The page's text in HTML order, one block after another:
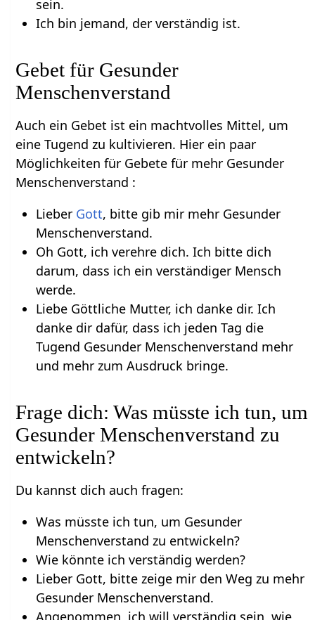
sein.
Ich bin jemand, der verständig ist.
Gebet für Gesunder
Menschenverstand
Auch ein Gebet ist ein machtvolles Mittel, um
eine Tugend zu kultivieren. Hier ein paar
Möglichkeiten für Gebete für mehr Gesunder
Menschenverstand :
Lieber Gott, bitte gib mir mehr Gesunder
Menschenverstand.
Oh Gott, ich verehre dich. Ich bitte dich
darum, dass ich ein verständiger Mensch
werde.
Liebe Göttliche Mutter, ich danke dir. Ich
danke dir dafür, dass ich jeden Tag die
Tugend Gesunder Menschenverstand mehr
und mehr zum Ausdruck bringe.
Frage dich: Was müsste ich tun, um
Gesunder Menschenverstand zu
entwickeln?
Du kannst dich auch fragen:
Was müsste ich tun, um Gesunder
Menschenverstand zu entwickeln?
Wie könnte ich verständig werden?
Lieber Gott, bitte zeige mir den Weg zu mehr
Gesunder Menschenverstand.
Angenommen, ich will verständig sein, wie